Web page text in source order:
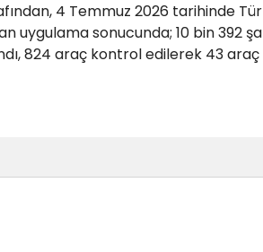
4 Temmuz 2026 tarihinde
uygulama sonucunda; 10 bin 392
824 araç kontrol edilerek 43